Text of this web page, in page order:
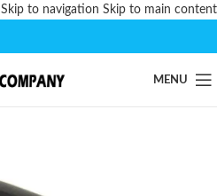
Skip to navigation Skip to main content
MENU